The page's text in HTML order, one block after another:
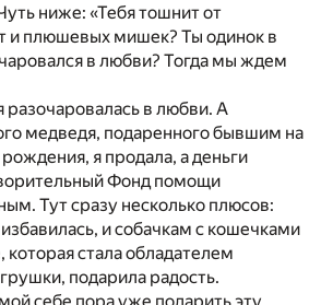
ниже: «Тебя тошнит от
и плюшевых мишек? Ты одинок в
в любви? Тогда мы ждем
разочаровалась в любви. А
медведя, подаренного бывшим на
я продала, а деньги
Фонд помощи
Тут сразу несколько плюсов:
и собачкам с кошечками
которая стала обладателем
подарила радость.
себе пора уже подарить эту